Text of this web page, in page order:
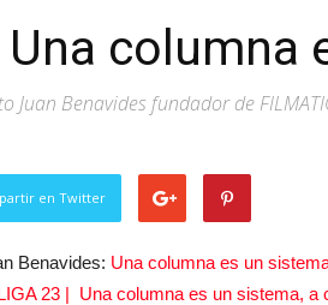
Una columna
Benavides fundador de
en Twitter
Benavides: Una columna es un
23 | Una columna es un sistema, a